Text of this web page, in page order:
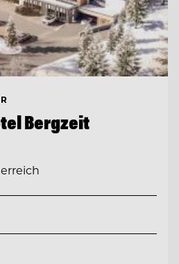
Bergzeit